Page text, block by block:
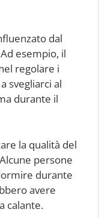
dal
esempio, il
regolare i
svegliarci al
durante il
la qualità del
persone
durante
avere
calante.